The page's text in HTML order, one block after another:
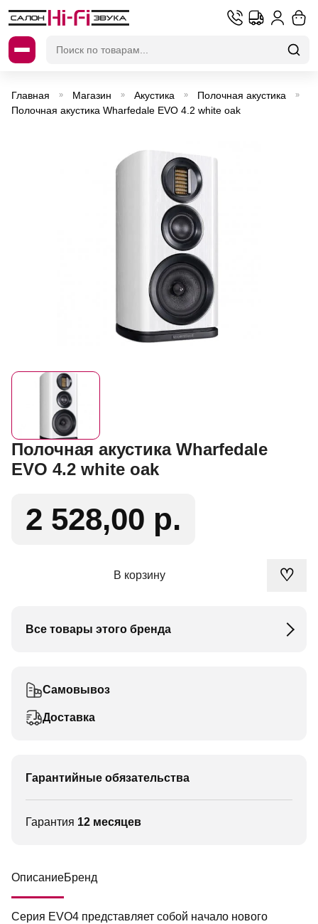
Главная » Магазин » Акустика » Полочная акустика »
Полочная акустика Wharfedale EVO 4.2 white oak
Полочная акустика Wharfedale
EVO 4.2 white oak
2 528,00 р.
В корзину ♡
Все товары этого бренда
Самовывоз
Доставка
Гарантийные обязательства
Гарантия 12 месяцев
ОписаниеБренд
Серия EVO4 представляет собой начало нового